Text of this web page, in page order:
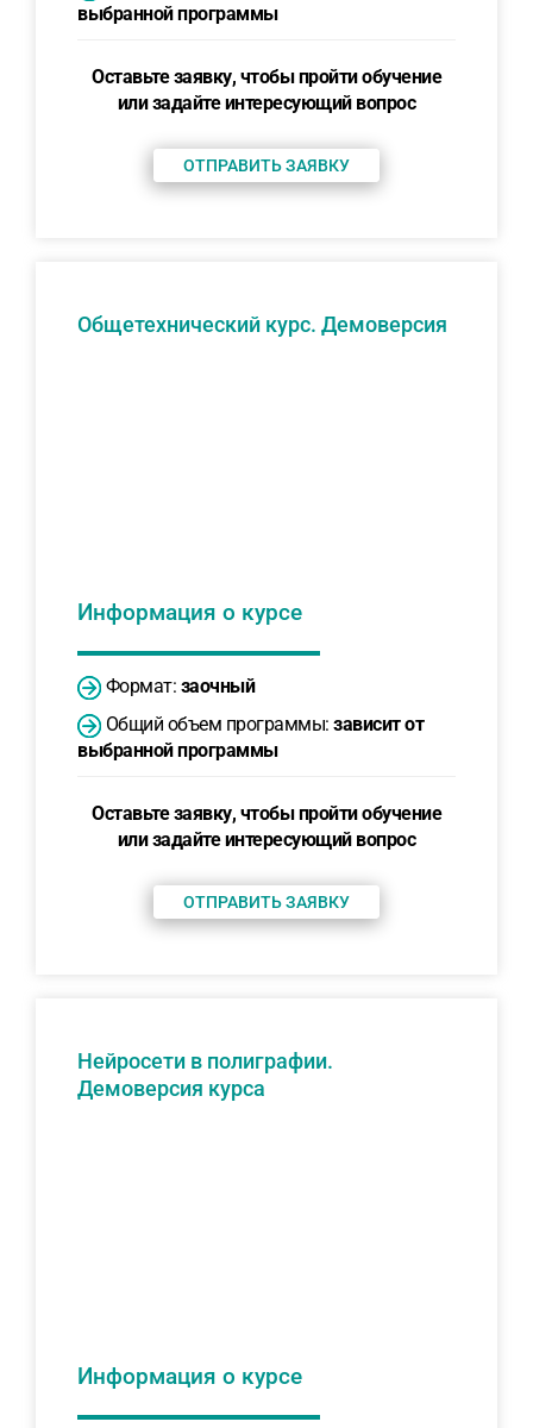
выбранной программы
Оставьте заявку, чтобы пройти обучение
или задайте интересующий вопрос
ОТПРАВИТЬ ЗАЯВКУ
Общетехнический курс. Демоверсия
Информация о курсе
Формат: заочный
Общий объем программы: зависит от
выбранной программы
Оставьте заявку, чтобы пройти обучение
или задайте интересующий вопрос
ОТПРАВИТЬ ЗАЯВКУ
Нейросети в полиграфии.
Демоверсия курса
Информация о курсе